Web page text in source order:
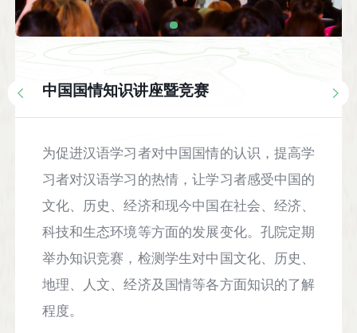
中国国情知识讲座暨竞赛
为促进汉语学习者对中国国情的认识，提高学
习者对汉语学习的热情，让学习者感受中国的
文化、历史、经济和现今中国在社会、经济、
科技和生态环境等方面的发展变化。孔院定期
举办知识竞赛，检测学生对中国文化、历史、
地理、人文、经济及国情等各方面知识的了解
程度。